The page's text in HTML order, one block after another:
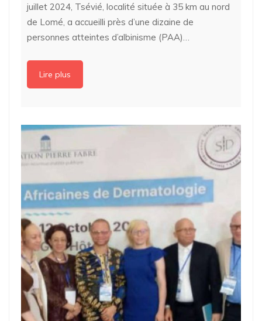
juillet 2024, Tsévié, localité située à 35 km au nord
de Lomé, a accueilli près d’une dizaine de
personnes atteintes d’albinisme (PAA)…
Lire plus